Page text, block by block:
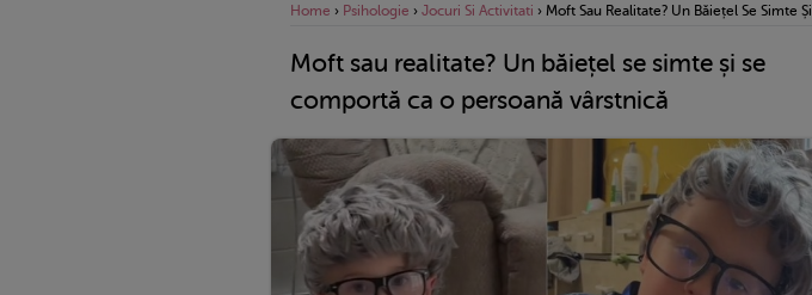
Home › Psihologie › Jocuri Si Activitati › Moft Sau Realitate? Un Băiețel Se Simte
Moft sau realitate? Un băiețel se simte și se
comportă ca o persoană vârstnică